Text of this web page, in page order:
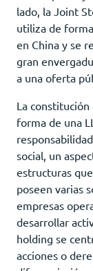
lado, la Joint
utiliza de
en China y se
gran
a una oferta
La
forma de una
social, un
estructuras
poseen varias
empresas
desarrollar
holding se
acciones o